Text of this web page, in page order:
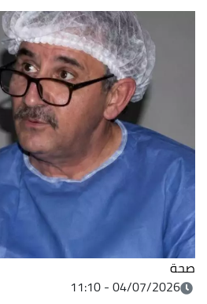
صحة
04/07/2026 - 11:10